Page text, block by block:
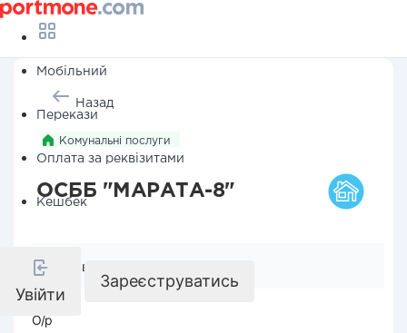
Мобільний
Перекази
Оплата за реквізитами
Кешбек
Увійти
Зареєструватись
Назад
Комунальні послуги
ОСББ "МАРАТА-8"
Реквізити компанії
О/р